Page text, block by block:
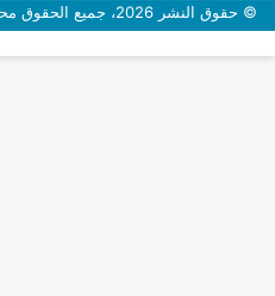
© حقوق النشر 2026، جميع الحقوق محفوظة بوابة سعودي اون